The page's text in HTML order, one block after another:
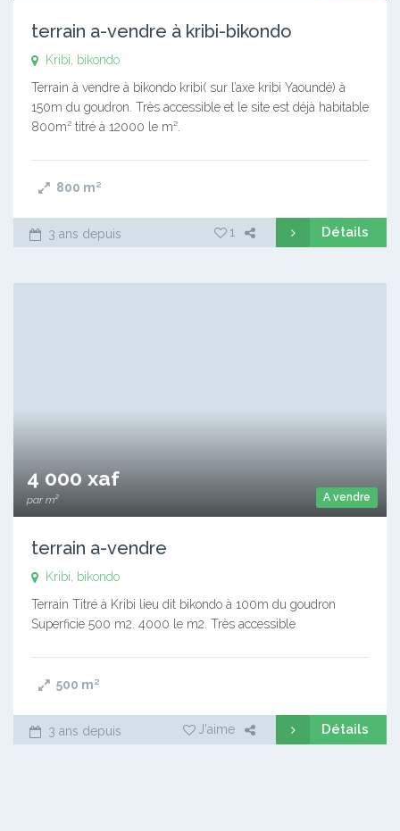
terrain a-vendre à kribi-bikondo
Kribi, bikondo
Terrain à vendre à bikondo kribi( sur l’axe kribi Yaoundé) à
150m du goudron. Très accessible et le site est déjà habitable
800m² titré à 12000 le m².
800 m²
3 ans depuis 1 Détails
A vendre
4 000 xaf
par m²
terrain a-vendre
Kribi, bikondo
Terrain Titré à Kribi lieu dit bikondo à 100m du goudron
Superficie 500 m2. 4000 le m2. Très accessible
500 m²
3 ans depuis J'aime Détails